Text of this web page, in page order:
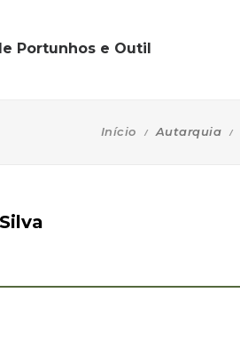
Portunhos e Outil
Início Autarquia